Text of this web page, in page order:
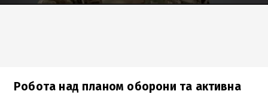
Робота над планом оборони та активна